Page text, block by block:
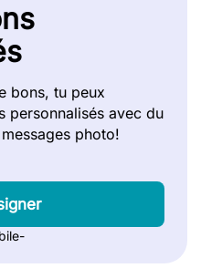
bons, tu peux
personnalisés avec du
photo!